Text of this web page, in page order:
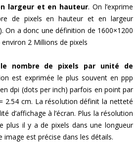
largeur et en hauteur. On l’exprime
de pixels en hauteur et en largeur
On a donc une définition de 1600×1200
2 Millions de pixels
nombre de pixels par unité de
est exprimée le plus souvent en ppp
dpi (dots per inch) parfois en point par
2.54 cm. La résolution définit la netteté
d’affichage à l’écran. Plus la résolution
plus il y a de pixels dans une longueur
image est précise dans les détails.